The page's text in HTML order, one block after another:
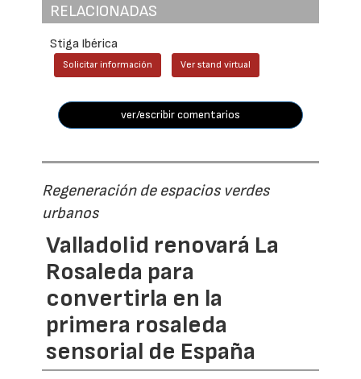
RELACIONADAS
Stiga Ibérica
Solicitar información Ver stand virtual
ver/escribir comentarios
Regeneración de espacios verdes
urbanos
Valladolid renovará La
Rosaleda para
convertirla en la
primera rosaleda
sensorial de España